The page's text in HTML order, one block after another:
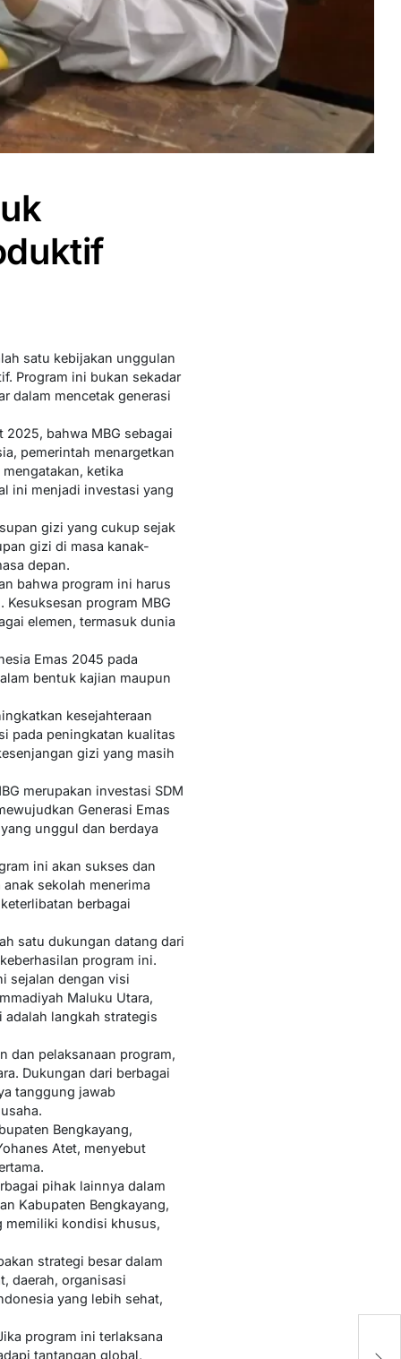
satu kebijakan unggulan
Program ini bukan sekadar
dalam mencetak generasi
bahwa MBG sebagai
pemerintah menargetkan
ketika
ini menjadi investasi yang
gizi yang cukup sejak
gizi di masa kanak-
depan.
bahwa program ini harus
program MBG
elemen, termasuk dunia
Emas 2045 pada
bentuk kajian maupun
kesejahteraan
pada peningkatan kualitas
gizi yang masih
merupakan investasi SDM
Generasi Emas
unggul dan berdaya
ini akan sukses dan
sekolah menerima
berbagai
satu dukungan datang dari
program ini.
sejalan dengan visi
Maluku Utara,
adalah langkah strategis
dan pelaksanaan program,
Dukungan dari berbagai
tanggung jawab
Bengkayang,
Atet, menyebut
pihak lainnya dalam
Kabupaten Bengkayang,
memiliki kondisi khusus,
strategi besar dalam
daerah, organisasi
yang lebih sehat,
program ini terlaksana
tantangan global,